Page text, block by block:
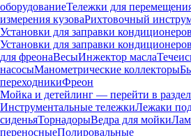
оборудованиеТележки для
измерения кузоваРихтовочный
Установки для заправки
Установки для заправки кондиционеров
для фреонаВесыИнжектор масла
насосыМанометрические коллекторы
переходникиФреон
Мойка и детейлинг — перейти в
Инструментальные тележкиЛежаки
сиденьяТорнадорыВедра для мойки
переносныеПолировальные